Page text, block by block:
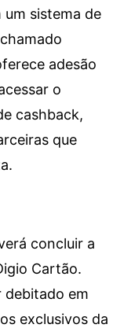
sistema de
adesão
o
cashback,
que
concluir a
Cartão.
debitado em
exclusivos da